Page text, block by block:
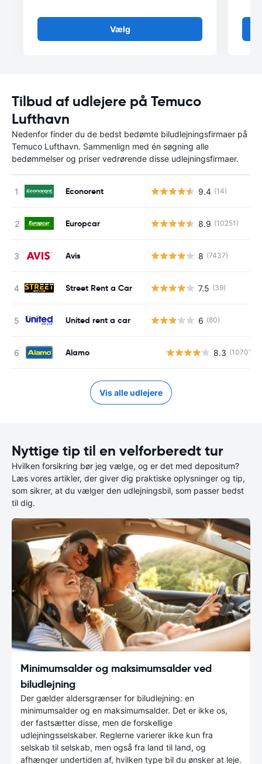
Vælg
Tilbud af udlejere på Temuco
Lufthavn
Nedenfor finder du de bedst bedømte biludlejningsfirmaer på
Temuco Lufthavn. Sammenlign med én søgning alle
bedømmelser og priser vedrørende disse udlejningsfirmaer.
Econorent 9.4 (14)
Europcar 8.9 (10251)
Avis 8 (7437)
Street Rent a Car 7.5 (39)
United rent a car 6 (80)
Alamo 8.3 (10701)
Vis alle udlejere
Nyttige tip til en velforberedt tur
Hvilken forsikring bør jeg vælge, og er det med depositum?
Læs vores artikler, der giver dig praktiske oplysninger og tip,
som sikrer, at du vælger den udlejningsbil, som passer bedst
til dig.
Minimumsalder og maksimumsalder ved
biludlejning
Der gælder aldersgrænser for biludlejning: en
minimumsalder og en maksimumsalder. Det er ikke os,
der fastsætter disse, men de forskellige
udlejningsselskaber. Reglerne varierer ikke kun fra
selskab til selskab, men også fra land til land, og
afhænger undertiden af, hvilken type bil du ønsker at leje.